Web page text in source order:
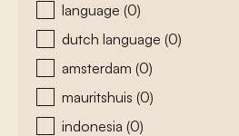
language (0)
dutch language (0)
amsterdam (0)
mauritshuis (0)
indonesia (0)